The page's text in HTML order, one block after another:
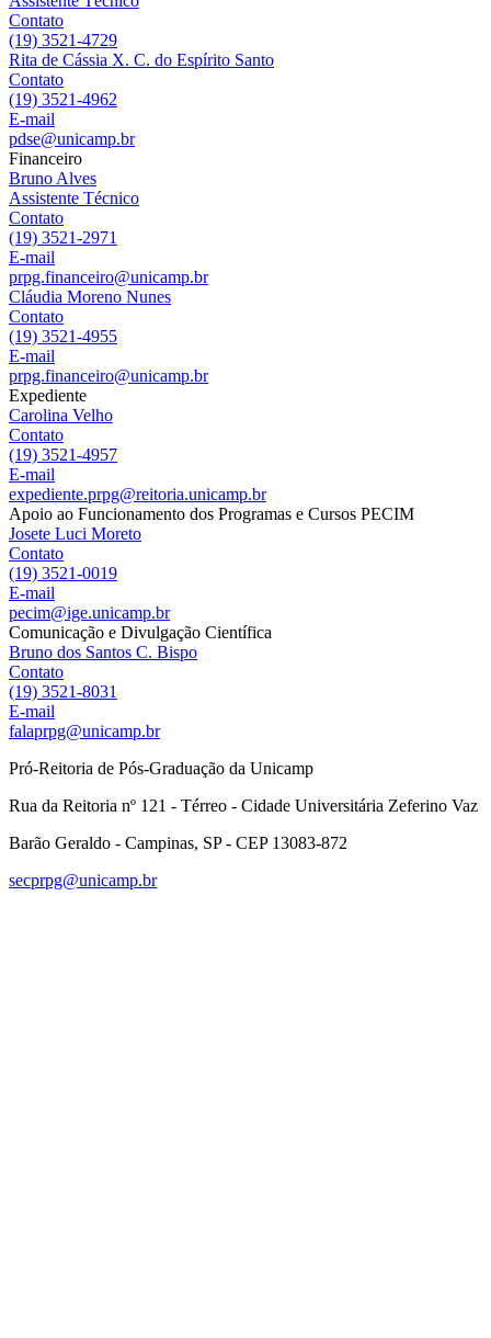
Contato
(19) 3521-4729
Rita de Cássia X. C. do Espírito Santo
Contato
(19) 3521-4962
E-mail
pdse@unicamp.br
Financeiro
Bruno Alves
Assistente Técnico
Contato
(19) 3521-2971
E-mail
prpg.financeiro@unicamp.br
Cláudia Moreno Nunes
Contato
(19) 3521-4955
E-mail
prpg.financeiro@unicamp.br
Expediente
Carolina Velho
Contato
(19) 3521-4957
E-mail
expediente.prpg@reitoria.unicamp.br
Apoio ao Funcionamento dos Programas e Cursos PECIM
Josete Luci Moreto
Contato
(19) 3521-0019
E-mail
pecim@ige.unicamp.br
Comunicação e Divulgação Científica
Bruno dos Santos C. Bispo
Contato
(19) 3521-8031
E-mail
falaprpg@unicamp.br
Pró-Reitoria de Pós-Graduação da Unicamp
Rua da Reitoria nº 121 - Térreo - Cidade Universitária Zeferino Vaz
Barão Geraldo - Campinas, SP - CEP 13083-872
secprpg@unicamp.br